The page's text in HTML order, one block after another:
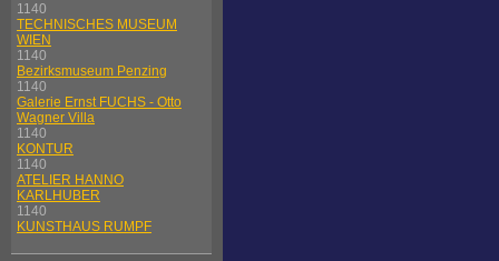
1140
TECHNISCHES MUSEUM
WIEN
1140
Bezirksmuseum Penzing
1140
Galerie Ernst FUCHS - Otto
Wagner Villa
1140
KONTUR
1140
ATELIER HANNO
KARLHUBER
1140
KUNSTHAUS RUMPF